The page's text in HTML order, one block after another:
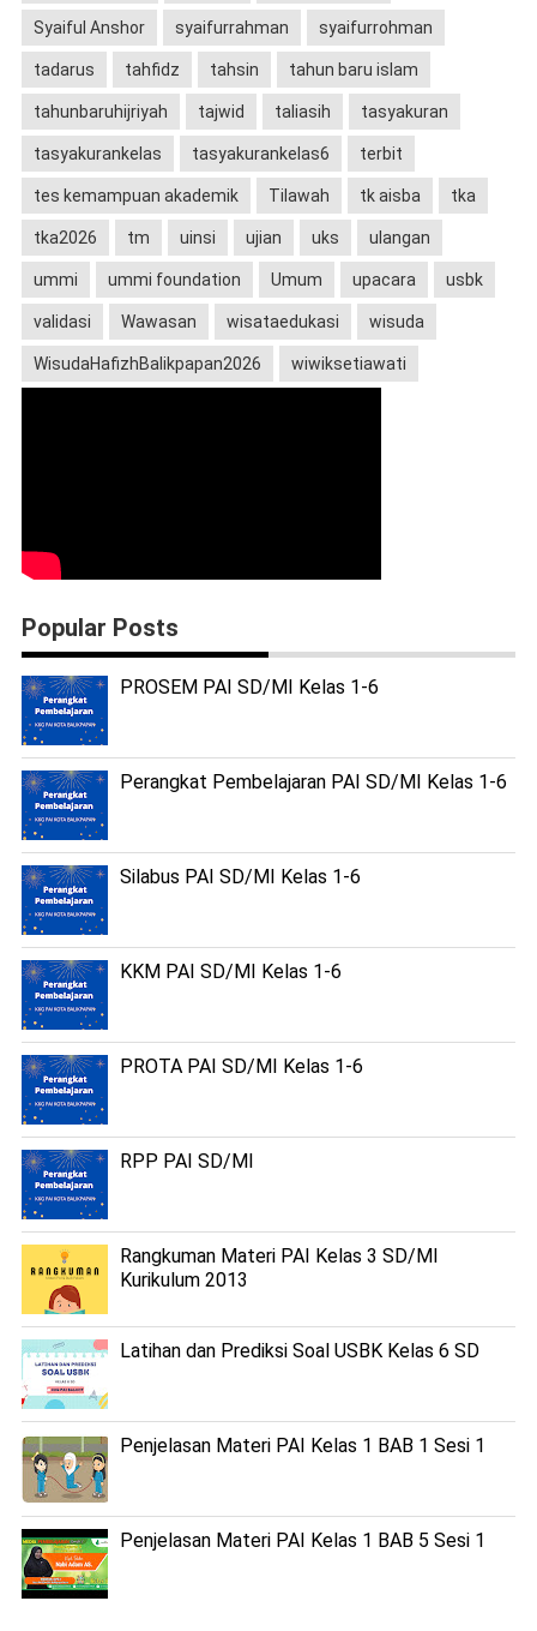
Syaiful Anshor syaifurrahman syaifurrohman
tadarus tahfidz tahsin tahun baru islam
tahunbaruhijriyah tajwid taliasih tasyakuran
tasyakurankelas tasyakurankelas6 terbit
tes kemampuan akademik Tilawah tk aisba tka
tka2026 tm uinsi ujian uks ulangan
ummi ummi foundation Umum upacara usbk
validasi Wawasan wisataedukasi wisuda
WisudaHafizhBalikpapan2026 wiwiksetiawati
Popular Posts
PROSEM PAI SD/MI Kelas 1-6
Perangkat Pembelajaran PAI SD/MI Kelas 1-6
Silabus PAI SD/MI Kelas 1-6
KKM PAI SD/MI Kelas 1-6
PROTA PAI SD/MI Kelas 1-6
RPP PAI SD/MI
Rangkuman Materi PAI Kelas 3 SD/MI
Kurikulum 2013
Latihan dan Prediksi Soal USBK Kelas 6 SD
Penjelasan Materi PAI Kelas 1 BAB 1 Sesi 1
Penjelasan Materi PAI Kelas 1 BAB 5 Sesi 1